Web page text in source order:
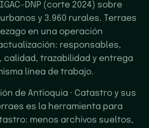
(corte 2024) sobre
y 3.960 rurales. Terraes
en una operación
responsables,
calidad, trazabilidad y entrega
línea de trabajo.
de Antioquia · Catastro y sus
es la herramienta para
menos archivos sueltos,